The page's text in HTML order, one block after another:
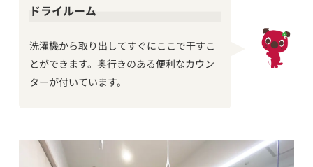
ドライルーム
洗濯機から取り出してすぐにここで干すこ
とができます。奥行きのある便利なカウン
ターが付いています。